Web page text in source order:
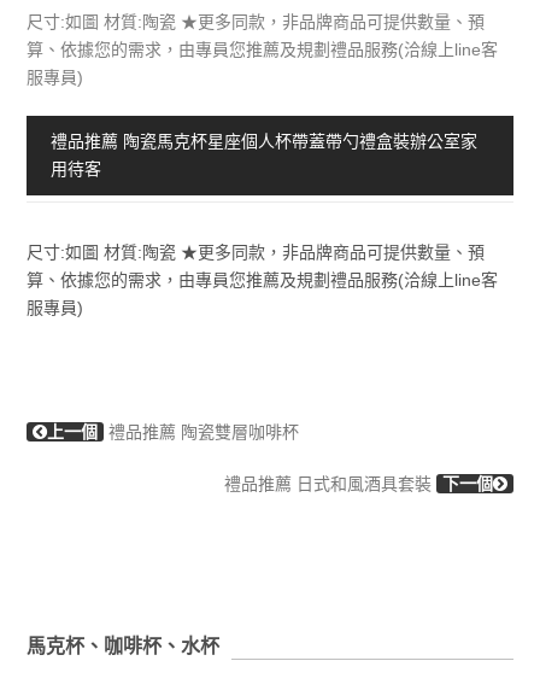
尺寸:如圖 材質:陶瓷 ★更多同款，非品牌商品可提供數量、預
算、依據您的需求，由專員您推薦及規劃禮品服務(洽線上line客
服專員)
禮品推薦 陶瓷馬克杯星座個人杯帶蓋帶勺禮盒裝辦公室家
用待客
尺寸:如圖 材質:陶瓷 ★更多同款，非品牌商品可提供數量、預
算、依據您的需求，由專員您推薦及規劃禮品服務(洽線上line客
服專員)
上一個 禮品推薦 陶瓷雙層咖啡杯
禮品推薦 日式和風酒具套裝 下一個
馬克杯、咖啡杯、水杯